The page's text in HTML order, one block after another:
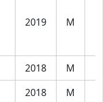
2019 M
2018 M
2018 M